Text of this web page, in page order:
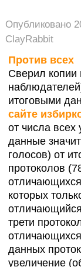
Опубликовано
ClayRabbit
Против всех
Сверил копии
итоговыми
сайте
от числа всех
данные
голосов) от
протоколов
которых
трети
данных
увеличение